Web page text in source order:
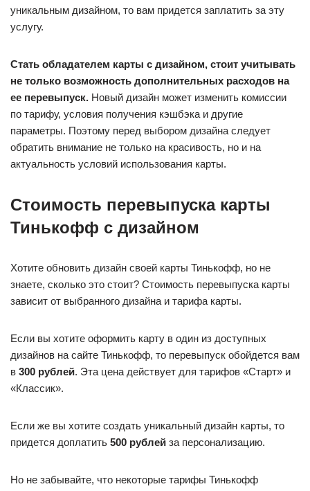
уникальным дизайном, то вам придется заплатить за эту
услугу.
Стать обладателем карты с дизайном, стоит учитывать
не только возможность дополнительных расходов на
ее перевыпуск. Новый дизайн может изменить комиссии
по тарифу, условия получения кэшбэка и другие
параметры. Поэтому перед выбором дизайна следует
обратить внимание не только на красивость, но и на
актуальность условий использования карты.
Стоимость перевыпуска карты
Тинькофф с дизайном
Хотите обновить дизайн своей карты Тинькофф, но не
знаете, сколько это стоит? Стоимость перевыпуска карты
зависит от выбранного дизайна и тарифа карты.
Если вы хотите оформить карту в один из доступных
дизайнов на сайте Тинькофф, то перевыпуск обойдется вам
в 300 рублей. Эта цена действует для тарифов «Старт» и
«Классик».
Если же вы хотите создать уникальный дизайн карты, то
придется доплатить 500 рублей за персонализацию.
Но не забывайте, что некоторые тарифы Тинькофф